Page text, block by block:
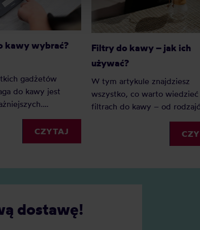
kawy wybrać?
gadżetów
do kawy jest
dzięki wadze
i powtarzalność.
do kawy wybrać?
CZYTAJ
Filtry do kawy – jak ich
używać?
W tym artykule znajdziesz
wszystko, co warto
filtrach do kawy – od
rozmiarów, po praktyczne
wskazówki, jak z nich
dostawę!